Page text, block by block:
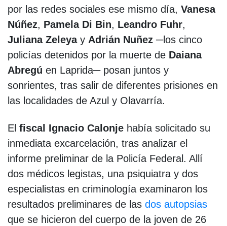
por las redes sociales ese mismo día, Vanesa
Núñez, Pamela Di Bin, Leandro Fuhr,
Juliana Zeleyay Adrián Nuñez ─los cinco
policías detenidos por la muerte de Daiana
Abregú en Laprida─ posan juntos y
sonrientes, tras salir de diferentes prisiones en
las localidades de Azul y Olavarría.
El fiscal Ignacio Calonje había solicitado su
inmediata excarcelación, tras analizar el
informe preliminar de la Policía Federal. Allí
dos médicos legistas, una psiquiatra y dos
especialistas en criminología examinaron los
resultados preliminares de las dos autopsias
que se hicieron del cuerpo de la joven de 26